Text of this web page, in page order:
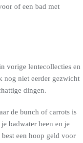
of een bad met
vorige lentecollecties en
nog niet eerder gezwicht
dingen.
de bunch of carrots is
badwater heen en je
een hoop geld voor